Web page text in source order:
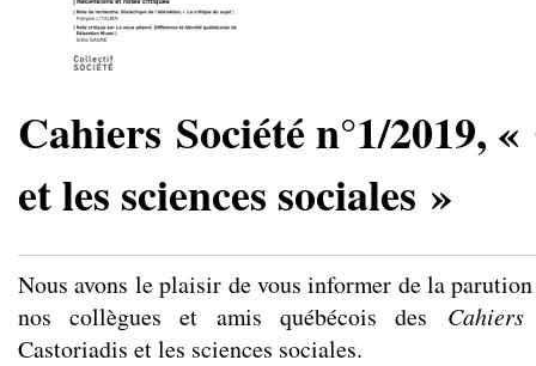
Cahiers Société n°1/2019,
et les sciences sociales »
Nous avons le plaisir de vous informer de la
nos collègues et amis québécois des
Castoriadis et les sciences sociales.